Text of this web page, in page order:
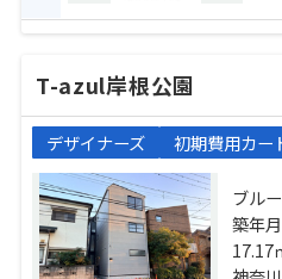
T-azul岸根公園
デザイナーズ 初期費用カー
ブル
分 東急東横線「白楽」駅 徒歩20分
東急
築年
17.17